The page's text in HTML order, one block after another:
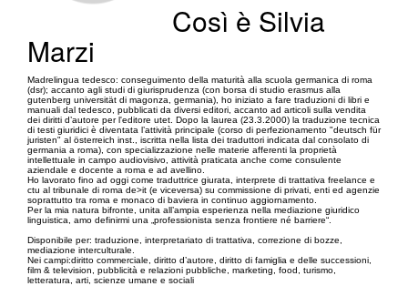
Così è Silvia
Marzi
Madrelingua tedesco: conseguimento della maturità alla scuola germanica di roma
(dsr); accanto agli studi di giurisprudenza (con borsa di studio erasmus alla
gutenberg universität di magonza, germania), ho iniziato a fare traduzioni di libri e
manuali dal tedesco, pubblicati da diversi editori, accanto ad articoli sulla vendita
dei diritti d’autore per l'editore utet. Dopo la laurea (23.3.2000) la traduzione tecnica
di testi giuridici è diventata l’attività principale (corso di perfezionamento "deutsch für
juristen" al österreich inst., iscritta nella lista dei traduttori indicata dal consolato di
germania a roma), con specializzazione nelle materie afferenti la proprietà
intellettuale in campo audiovisivo, attività praticata anche come consulente
aziendale e docente a roma e ad avellino.
Ho lavorato fino ad oggi come traduttrice giurata, interprete di trattativa freelance e
ctu al tribunale di roma de>it (e viceversa) su commissione di privati, enti ed agenzie
soprattutto tra roma e monaco di baviera in continuo aggiornamento.
Per la mia natura bifronte, unita all’ampia esperienza nella mediazione giuridico
linguistica, amo definirmi una „professionista senza frontiere né barriere“.
Disponibile per: traduzione, interpretariato di trattativa, correzione di bozze,
mediazione interculturale.
Nei campi:diritto commerciale, diritto d’autore, diritto di famiglia e delle successioni,
film & television, pubblicità e relazioni pubbliche, marketing, food, turismo,
letteratura, arti, scienze umane e sociali